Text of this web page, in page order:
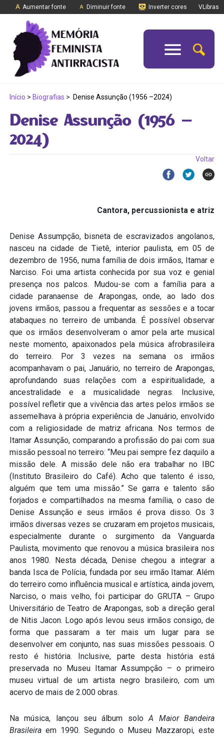
Aumentar fonte Diminuir fonte Inverter cores VLibras
Início > Biografias > Denise Assunção (1956 –2024)
Denise Assunção (1956 –
2024)
Voltar
Cantora, percussionista e atriz
Denise Assumpção, bisneta de escravizados angolanos,
nasceu na cidade de Tietê, interior paulista, em 05 de
dezembro de 1956, numa família de dois irmãos, Itamar e
Narciso. Foi uma artista conhecida por sua voz e genial
presença nos palcos. Mudou-se com a família para a
cidade paranaense de Arapongas, onde, ao lado dos
jovens irmãos, passou a frequentar as sessões e a tocar
atabaques no terreiro de umbanda. É possível observar
que os irmãos desenvolveram o amor pela arte musical
neste momento, apaixonados pela música afrobrasileira
do terreiro. Por 3 vezes na semana os irmãos
acompanhavam o pai, Januário, no terreiro de Arapongas,
aprofundando suas relações com a espiritualidade, a
ancestralidade e a musicalidade negras. Inclusive,
possível refletir que a vivência das artes pelos irmãos se
assemelhava à própria experiência de Januário, envolvido
com a religiosidade de matriz africana. Nos termos de
Itamar Assunção, comparando a profissão do pai com sua
missão pessoal no terreiro: “Meu pai sempre fez daquilo a
missão dele. A missão dele não era trabalhar no IBC
(Instituto Brasileiro do Café). Acho que talento é isso,
alguém que tem uma missão.” Se garra e talento são
forjados e compartilhados na mesma família, o caso de
Denise Assunção e seus irmãos é prova disso. Os 3
irmãos diversas vezes se cruzaram em projetos musicais,
especialmente durante o surgimento da Vanguarda
Paulista, movimento que renovou a música brasileira nos
anos 1980. Nesta década, Denise chegou a integrar a
banda Isca de Polícia, fundada por seu irmão Itamar. Além
do terreiro como influência musical e artística, ainda jovem,
Narciso, o mais velho, foi participar do GRUTA – Grupo
Universitário de Teatro de Arapongas, sob a direção geral
de Nitis Jacon. Logo após levou seus irmãos consigo, de
forma que passaram a ter mais um lugar para se
desenvolver em conjunto, nas suas missões pessoais. O
resto é história. Inclusive, parte desta história está
preservada no Museu Itamar Assumpção – o primeiro
museu virtual de um artista negro brasileiro, com um
acervo de mais de 2.000 obras.
Na música, lançou seu álbum soloA Maior Bandeira
Brasileiraem 1990. Segundo o Museu Mazzaropi, este